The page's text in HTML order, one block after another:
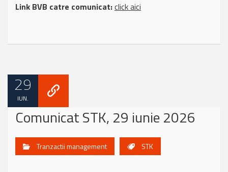
Link BVB catre comunicat:click aici
29
IUN.
Comunicat STK, 29 iunie 2026
Tranzactii management STK